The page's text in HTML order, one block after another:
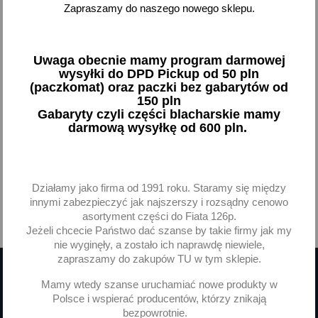
34,87 zł brutto
Brak na stanie
55,41 zł brutto
Brak na stanie
Powrót do góry
Otrzymuj informację o nowościach
Zapraszamy do naszego nowego sklepu.
Uwaga obecnie mamy program darmowej
wysyłki do DPD Pickup od 50 pln
(paczkomat) oraz paczki bez gabarytów od
150 pln
Gabaryty czyli części blacharskie mamy
darmową wysyłkę od 600 pln.
Działamy jako firma od 1991 roku. Staramy się między
innymi zabezpieczyć jak najszerszy i rozsądny cenowo
asortyment części do Fiata 126p.
Jeżeli chcecie Państwo dać szanse by takie firmy jak my
nie wyginęły, a zostało ich naprawdę niewiele,
zapraszamy do zakupów TU w tym sklepie.
Mamy wtedy szanse uruchamiać nowe produkty w
Polsce i wspierać producentów, którzy znikają
bezpowrotnie.